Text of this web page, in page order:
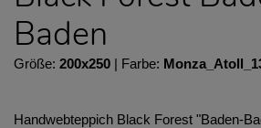
Baden
Größe: 200x250 | Farbe:
Handwebteppich Black Forest "Baden-